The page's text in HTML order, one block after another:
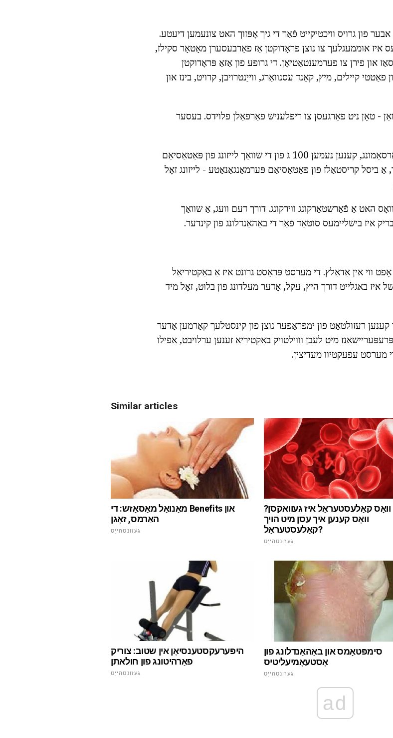
פון גרויס וויכטיקייט פֿאַר די גיך אָפּזוך האט צונעמען דיעטע.
איז אוממעגלעך צו נוצן פּראָדוקטן אַז פאַרבעסערן מאָטאָר סקילז,
און פירן צו פערמענטאַטיאָן. די גרופּע פון אַזאַ פּראָדוקטן
קיילים, מיץ, קאַנד עסנוואַרג, ווייַנטרויבן, קרויט, בינז און
- טאָן ניט פאַרגעסן צו ריפּלעניש פאַרפאַלן פלוידס. בעסער
אויב אַקוטע שילשל געפֿירט דורך פאַרסאַמונג, קענען נעמען 100 ג פון די שוואַך לייזונג פון פּאַטאַסיאַם
אַ ביסל קריסטאַלז פון פּאַטאַסיאַם פּערמאַנגאַנאַטע - לייזונג זאָל
האט אַ פֿאַרשטאַרקונג ווירקונג. דורך דעם וועג, אַ שוואַך
איז בישליימעס סוטאַד פֿאַר די באַהאַנדלונג פון קינדער.
ווי אין אַדאַלץ. די מערסט פּראָסט גרונט איז אַ באַקטיריאַל
איז באגלייט דורך היץ, עקל, אָדער מעלדונג פון בלוט, זאָל מיד
רעזולטאַט פון ימפּראַפּער נוצן פון קינסטלעך קאָרמען אָדער
מיט לעבן וווילטויק באַקטיריאַ זענען ערלויבט, אַפֿילו
מערסט עפעקטיוו מעדיצין.
Similar articles
מאַנואַל מאַסאַזש: די Benefits און
האַרמס, זאָגן
געזונטהייַט
וואָס קאַלעסטעראַל איז געוואקסן?
וואָס קענען איך עסן מיט הויך
קאַלעסטעראַל?
געזונטהייַט
היפּערעקסטענסיאָן אין שטוב: צוריק
פאַרהיטונג פון חולאתן
געזונטהייַט
סימפּטאָמס און באַהאַנדלונג פון
אָסטעאָמיעליטיס
געזונטהייַט
ad